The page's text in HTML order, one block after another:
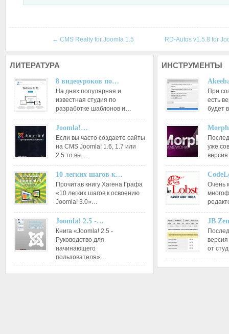
← CMS Realty for Joomla 1.5 RD-Autos v1.5.8 for
ЛИТЕРАТУРА
8 видеоуроков по…
На днях популярная и
известная студия по
разработке шаблонов и…
Joomla!…
Если вы часто создаете сайты
на CMS Joomla! 1.6, 1.7 или
2.5 то вы…
10 легких шагов к…
Прочитав книгу Хагена Графа
«10 легких шагов к освоению
Joomla! 3.0»…
Joomla! 2.5 -…
Книга «Joomla! 2.5 -
Руководство для
начинающего
пользователя»…
ИНСТРУМЕНТЫ
При
есть
будет
уже
Очень
JB
от